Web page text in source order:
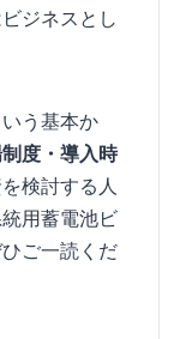
ジネスとし
う基本か
度・導入時
検討する人
用蓄電池ビ
ご一読くだ